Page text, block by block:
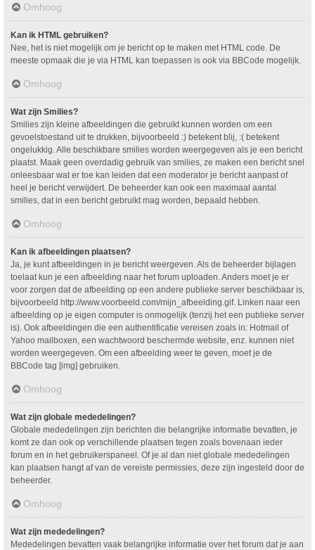
Omhoog
Kan ik HTML gebruiken?
Nee, het is niet mogelijk om je bericht op te maken met HTML code. De
meeste opmaak die je via HTML kan toepassen is ook via BBCode mogelijk.
Omhoog
Wat zijn Smilies?
Smilies zijn kleine afbeeldingen die gebruikt kunnen worden om een
gevoelstoestand uit te drukken, bijvoorbeeld :) betekent blij, :( betekent
ongelukkig. Alle beschikbare smilies worden weergegeven als je een bericht
plaatst. Maak geen overdadig gebruik van smilies, ze maken een bericht snel
onleesbaar wat er toe kan leiden dat een moderator je bericht aanpast of
heel je bericht verwijdert. De beheerder kan ook een maximaal aantal
smilies, dat in een bericht gebruikt mag worden, bepaald hebben.
Omhoog
Kan ik afbeeldingen plaatsen?
Ja, je kunt afbeeldingen in je bericht weergeven. Als de beheerder bijlagen
toelaat kun je een afbeelding naar het forum uploaden. Anders moet je er
voor zorgen dat de afbeelding op een andere publieke server beschikbaar is,
bijvoorbeeld http://www.voorbeeld.com/mijn_afbeelding.gif. Linken naar een
afbeelding op je eigen computer is onmogelijk (tenzij het een publieke server
is). Ook afbeeldingen die een authentificatie vereisen zoals in: Hotmail of
Yahoo mailboxen, een wachtwoord beschermde website, enz. kunnen niet
worden weergegeven. Om een afbeelding weer te geven, moet je de
BBCode tag [img] gebruiken.
Omhoog
Wat zijn globale mededelingen?
Globale mededelingen zijn berichten die belangrijke informatie bevatten, je
komt ze dan ook op verschillende plaatsen tegen zoals bovenaan ieder
forum en in het gebruikerspaneel. Of je al dan niet globale mededelingen
kan plaatsen hangt af van de vereiste permissies, deze zijn ingesteld door de
beheerder.
Omhoog
Wat zijn mededelingen?
Mededelingen bevatten vaak belangrijke informatie over het forum dat je aan